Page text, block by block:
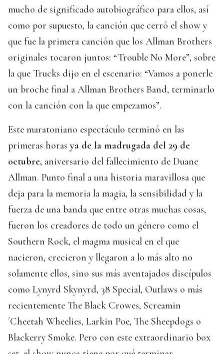
mucho de significado autobiográfico para ellos, así
como por supuesto, la canción que cerró el show y
que fue la primera canción que los Allman Brothers
originales tocaron juntos: “Trouble No More”, sobre
la que Trucks dijo en el escenario: “Vamos a ponerle
un broche final a Allman Brothers Band, terminarlo
con la canción con la que empezamos”.
Este maratoniano espectáculo terminó en las
primeras horas ya de la madrugada del 29 de
octubre, aniversario del fallecimiento de Duane
Allman. Punto final a una historia maravillosa que
deja para la memoria la magia, la sensibilidad y la
fuerza de una banda que entre otras muchas cosas,
fueron los creadores de todo un género como el
Southern Rock, el magma musical en el que
nacieron, crecieron y llegaron a lo más alto no
solamente ellos, sino sus más aventajados discípulos
como Lynyrd Skynyrd, 38 Special, Outlaws o más
recientemente The Black Crowes, Screamin
´Cheetah Wheelies, Larkin Poe, The Sheepdogs o
Blackerry Smoke. Pero con este extraordinario box